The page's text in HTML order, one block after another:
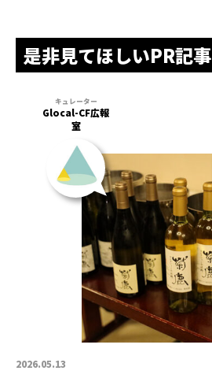
是非見てほしいPR記事
2026.05.13
Glocal-CF広報
室